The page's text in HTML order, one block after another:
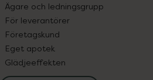
Ägare och ledningsgrupp
För leverantörer
Företagskund
Eget apotek
Glädjeeffekten